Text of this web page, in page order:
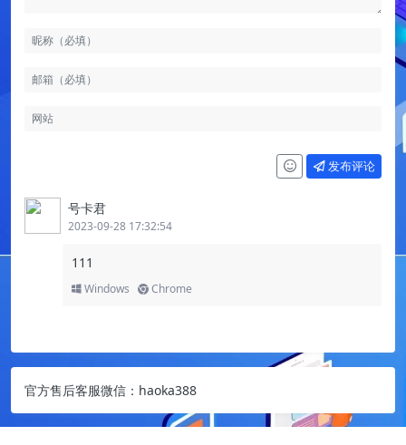
发布评论
号卡君
2023-09-28 17:32:54
111
Windows Chrome
官方售后客服微信：haoka388